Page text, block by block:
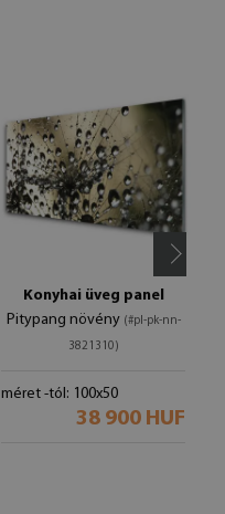
Konyhai üveg panel
Pitypang növény (#pl-pk-nn-
3821310)
méret -tól: 100x50
38 900 HUF